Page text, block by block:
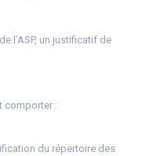
l’ASP, un justificatif de
comporter :
du répertoire des